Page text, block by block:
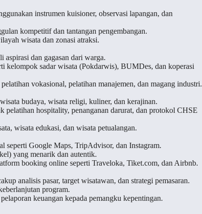
instrumen kuisioner, observasi lapangan, dan
kompetitif dan tantangan pengembangan.
wisata dan zonasi atraksi.
dan gagasan dari warga.
kelompok sadar wisata (Pokdarwis), BUMDes, dan koperasi
vokasional, pelatihan manajemen, dan magang industri.
budaya, wisata religi, kuliner, dan kerajinan.
pelatihan hospitality, penanganan darurat, dan protokol CHSE
wisata edukasi, dan wisata petualangan.
seperti Google Maps, TripAdvisor, dan Instagram.
yang menarik dan autentik.
booking online seperti Traveloka, Tiket.com, dan Airbnb.
analisis pasar, target wisatawan, dan strategi pemasaran.
program.
keuangan kepada pemangku kepentingan.